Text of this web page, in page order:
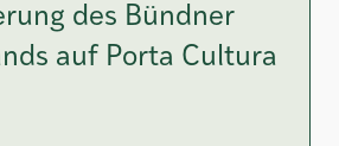
des Bündner
auf Porta Cultura